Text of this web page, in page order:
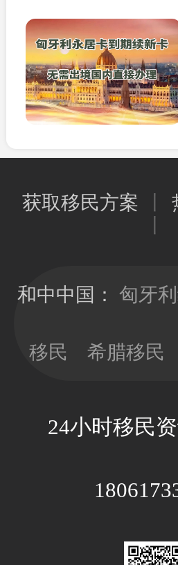
获取移民方案
和中中国： 匈牙
移民 希腊移民
24小时移民